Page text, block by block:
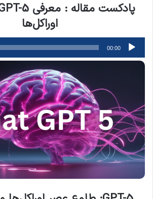
اوراکل‌ها
پخش‌کننده
صوت
00:00